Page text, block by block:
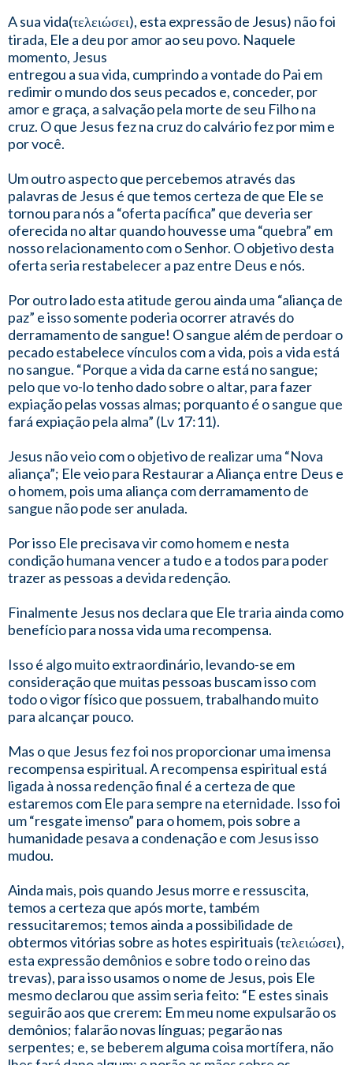
A sua vida(τελειώσει), esta expressão de Jesus) não foi
tirada, Ele a deu por amor ao seu povo. Naquele
momento, Jesus
entregou a sua vida, cumprindo a vontade do Pai em
redimir o mundo dos seus pecados e, conceder, por
amor e graça, a salvação pela morte de seu Filho na
cruz. O que Jesus fez na cruz do calvário fez por mim e
por você.
Um outro aspecto que percebemos através das
palavras de Jesus é que temos certeza de que Ele se
tornou para nós a “oferta pacífica” que deveria ser
oferecida no altar quando houvesse uma “quebra” em
nosso relacionamento com o Senhor. O objetivo desta
oferta seria restabelecer a paz entre Deus e nós.
Por outro lado esta atitude gerou ainda uma “aliança de
paz” e isso somente poderia ocorrer através do
derramamento de sangue! O sangue além de perdoar o
pecado estabelece vínculos com a vida, pois a vida está
no sangue. “Porque a vida da carne está no sangue;
pelo que vo-lo tenho dado sobre o altar, para fazer
expiação pelas vossas almas; porquanto é o sangue que
fará expiação pela alma” (Lv 17:11).
Jesus não veio com o objetivo de realizar uma “Nova
aliança”; Ele veio para Restaurar a Aliança entre Deus e
o homem, pois uma aliança com derramamento de
sangue não pode ser anulada.
Por isso Ele precisava vir como homem e nesta
condição humana vencer a tudo e a todos para poder
trazer as pessoas a devida redenção.
Finalmente Jesus nos declara que Ele traria ainda como
benefício para nossa vida uma recompensa.
Isso é algo muito extraordinário, levando-se em
consideração que muitas pessoas buscam isso com
todo o vigor físico que possuem, trabalhando muito
para alcançar pouco.
Mas o que Jesus fez foi nos proporcionar uma imensa
recompensa espiritual. A recompensa espiritual está
ligada à nossa redenção final é a certeza de que
estaremos com Ele para sempre na eternidade. Isso foi
um “resgate imenso” para o homem, pois sobre a
humanidade pesava a condenação e com Jesus isso
mudou.
Ainda mais, pois quando Jesus morre e ressuscita,
temos a certeza que após morte, também
ressucitaremos; temos ainda a possibilidade de
obtermos vitórias sobre as hotes espirituais (τελειώσει),
esta expressão demônios e sobre todo o reino das
trevas), para isso usamos o nome de Jesus, pois Ele
mesmo declarou que assim seria feito: “E estes sinais
seguirão aos que crerem: Em meu nome expulsarão os
demônios; falarão novas línguas; pegarão nas
serpentes; e, se beberem alguma coisa mortífera, não